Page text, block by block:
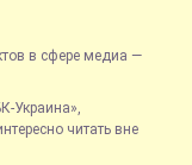
в сфере медиа —
Украина»,
читать вне